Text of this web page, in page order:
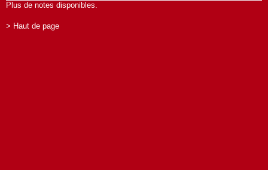
Plus de notes disponibles.
> Haut de page